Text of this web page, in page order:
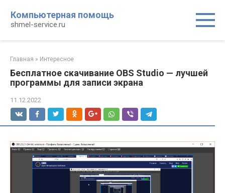
контенту
Компьютерная помощь
shmel-service.ru
Главная » Интересное
Бесплатное скачивание OBS Studio — лучшей
программы для записи экрана
11.12.2022